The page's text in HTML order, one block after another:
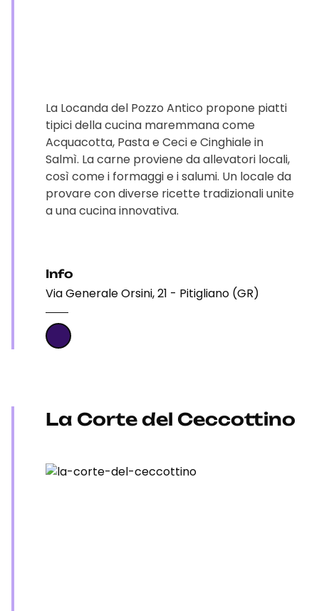
La Locanda del Pozzo Antico propone piatti
tipici della cucina maremmana come
Acquacotta, Pasta e Ceci e Cinghiale in
Salmì. La carne proviene da allevatori locali,
così come i formaggi e i salumi. Un locale da
provare con diverse ricette tradizionali unite
a una cucina innovativa.
Info
Via Generale Orsini, 21 - Pitigliano (GR)
La Corte del Ceccottino